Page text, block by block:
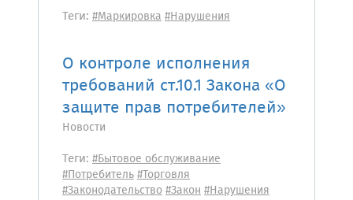
Теги: #Маркировка#Нарушения
О контроле исполнения
требований ст.10.1 Закона «О
защите прав потребителей»
Новости
Теги: #Бытовое обслуживание
#Потребитель#Торговля
#Законодательство#Закон#Нарушения